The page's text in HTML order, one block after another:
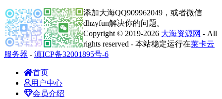
添加大海QQ909962049，或者微信
dhzyfun解决你的问题。
Copyright © 2019-2026 大海资源网 - All
rights reserved - 本站稳定运行在莱卡云
服务器 - 滇ICP备32001895号-6
首页
用户中心
会员介绍